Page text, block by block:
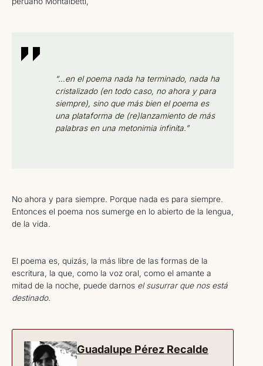
“…en el poema nada ha terminado, nada ha
cristalizado (en todo caso, no ahora y para
siempre), sino que más bien el poema es
una plataforma de (re)lanzamiento de más
palabras en una metonimia infinita.”
No ahora y para siempre. Porque nada es para siempre.
Entonces el poema nos sumerge en lo abierto de la lengua,
de la vida.
El poema es, quizás, la más libre de las formas de la
escritura, la que, como la voz oral, como el amante a
mitad de la noche, puede darnos el susurrar que nos está
destinado.
Guadalupe Pérez Recalde